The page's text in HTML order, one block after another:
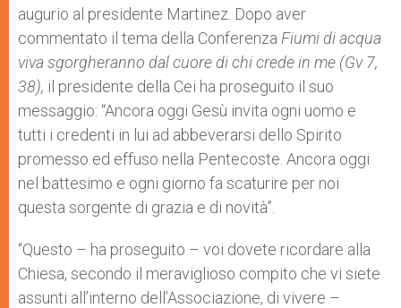
augurio al presidente Martinez. Dopo aver
commentato il tema della Conferenza Fiumi di acqua
viva sgorgheranno dal cuore di chi crede in me (Gv 7,
38), il presidente della Cei ha proseguito il suo
messaggio: “Ancora oggi Gesù invita ogni uomo e
tutti i credenti in lui ad abbeverarsi dello Spirito
promesso ed effuso nella Pentecoste. Ancora oggi
nel battesimo e ogni giorno fa scaturire per noi
questa sorgente di grazia e di novità”.
“Questo – ha proseguito – voi dovete ricordare alla
Chiesa, secondo il meraviglioso compito che vi siete
assunti all’interno dell’Associazione, di vivere –